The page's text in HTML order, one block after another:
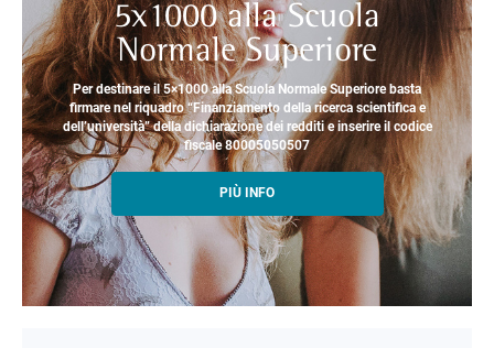
5x1000 alla Scuola
Normale Superiore
Per destinare il 5×1000 alla Scuola Normale Superiore basta
firmare nel riquadro “Finanziamento della ricerca scientifica e
dell’università” della dichiarazione dei redditi e inserire il codice
fiscale 80005050507
PIÙ INFO